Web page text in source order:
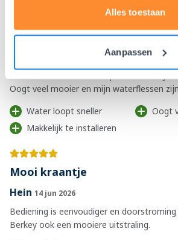
Alles toestaan
Aanpassen
RVS kraantje is TOP
Oogt veel mooier en mijn waterflessen
Water loopt sneller
Oogt
Makkelijk te installeren
Mooi kraantje
Hein 14 jun 2026
Bediening is eenvoudiger en
Berkey ook een mooiere uitstraling.